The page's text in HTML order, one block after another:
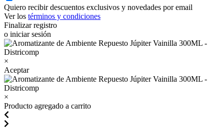
Quiero recibir descuentos exclusivos y novedades por email
Ver los términos y condiciones
Finalizar registro
o iniciar sesión
×
Aceptar
×
Producto agregado a carrito